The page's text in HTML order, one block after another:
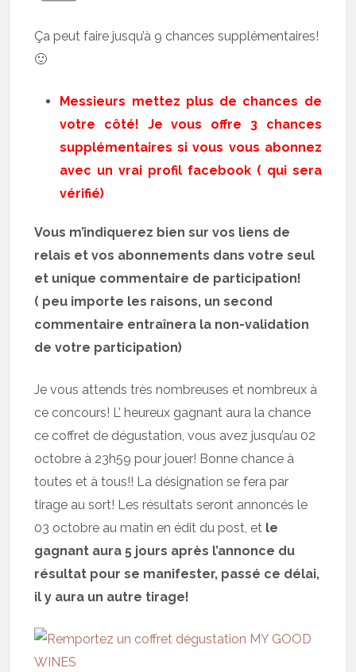
Ça peut faire jusqu’à 9 chances supplémentaires!
🙂
Messieurs mettez plus de chances de
votre côté! Je vous offre 3 chances
supplémentaires si vous vous abonnez
avec un vrai profil facebook ( qui sera
vérifié)
Vous m’indiquerez bien sur vos liens de
relais et vos abonnements dans votre seul
et unique commentaire de participation!
( peu importe les raisons, un second
commentaire entraînera la non-validation
de votre participation)
Je vous attends très nombreuses et nombreux à
ce concours! L’ heureux gagnant aura la chance
ce coffret de dégustation, vous avez jusqu’au 02
octobre à 23h59 pour jouer! Bonne chance à
toutes et à tous!! La désignation se fera par
tirage au sort! Les résultats seront annoncés le
03 octobre au matin en édit du post, et le
gagnant aura 5 jours après l’annonce du
résultat pour se manifester, passé ce délai,
il y aura un autre tirage!